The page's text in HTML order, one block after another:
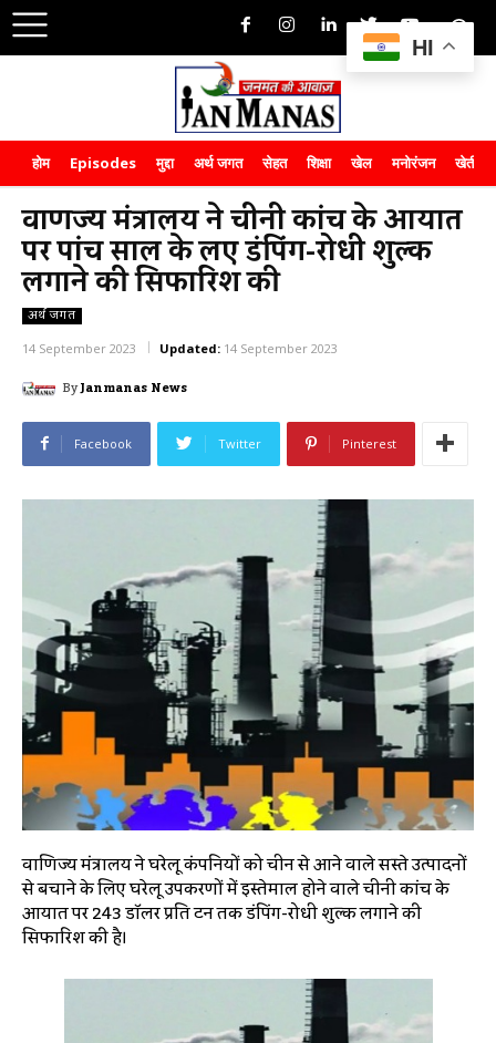
होम Episodes मुद्दा अर्थ जगत सेहत शिक्षा खेल मनोरंजन खेती-
वाणिज्य मंत्रालय ने चीनी कांच के आयात
पर पांच साल के लिए डंपिंग-रोधी शुल्क
लगाने की सिफारिश की
अर्थ जगत
14 September 2023 Updated: 14 September 2023
ByJanmanas News
Facebook Twitter Pinterest
वाणिज्य मंत्रालय ने घरेलू कंपनियों को चीन से आने वाले सस्ते उत्पादनों
से बचाने के लिए घरेलू उपकरणों में इस्तेमाल होने वाले चीनी कांच के
आयात पर 243 डॉलर प्रति टन तक डंपिंग-रोधी शुल्क लगाने की
सिफारिश की है।
HI